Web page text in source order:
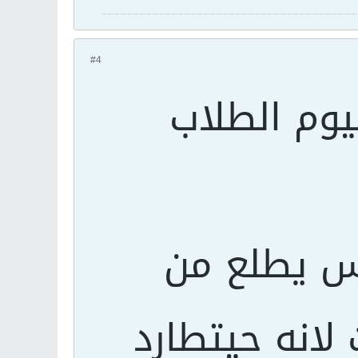
#4
الطلاب
يطلع من
حيتطارد